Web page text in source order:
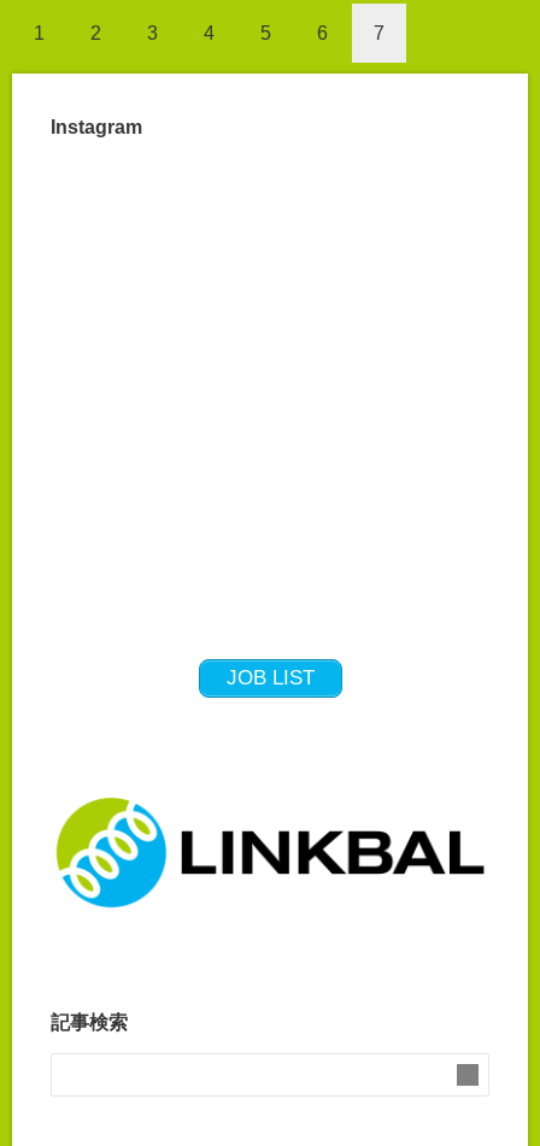
1 2 3 4 5 6 7
Instagram
JOB LIST
記事検索